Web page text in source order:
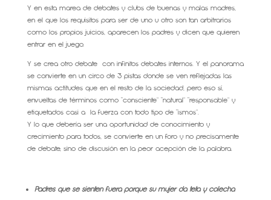
Y en esta marea de debates y clubs de buenas y malas madres,
en el que los requisitos para ser de uno u otro son tan arbitrarios
como los propios juicios, aparecen los padres y dicen que quieren
entrar en el juego.
Y se crea otro debate con infinitos debates internos. Y el panorama
se convierte en un circo de 3 pistas donde se ven reflejadas las
mismas actitudes que en el resto de la sociedad, pero eso sí,
envueltas de términos como “consciente” “natural” “responsable” y
etiquetados casi a la fuerza con todo tipo de “ismos”.
Y lo que debería ser una oportunidad de conocimiento y
crecimiento para todos, se convierte en un foro y no precisamente
de debate, sino de discusión en la peor acepción de la palabra.
Padres que se sienten fuera porque su mujer da teta y colecha